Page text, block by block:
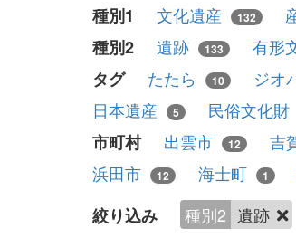
種別1 文化遺産 132
種別2 遺跡 133 有形
タグ たたら 10 ジオ
日本遺産 5 民俗文化財
市町村 出雲市 12 吉
浜田市 12 海士町 1
絞り込み 種別2 遺跡